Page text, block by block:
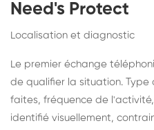
Need's Protect
Localisation et diagnostic
Le premier échange
de qualifier la situation.
faites, fréquence de
identifié visuellement,